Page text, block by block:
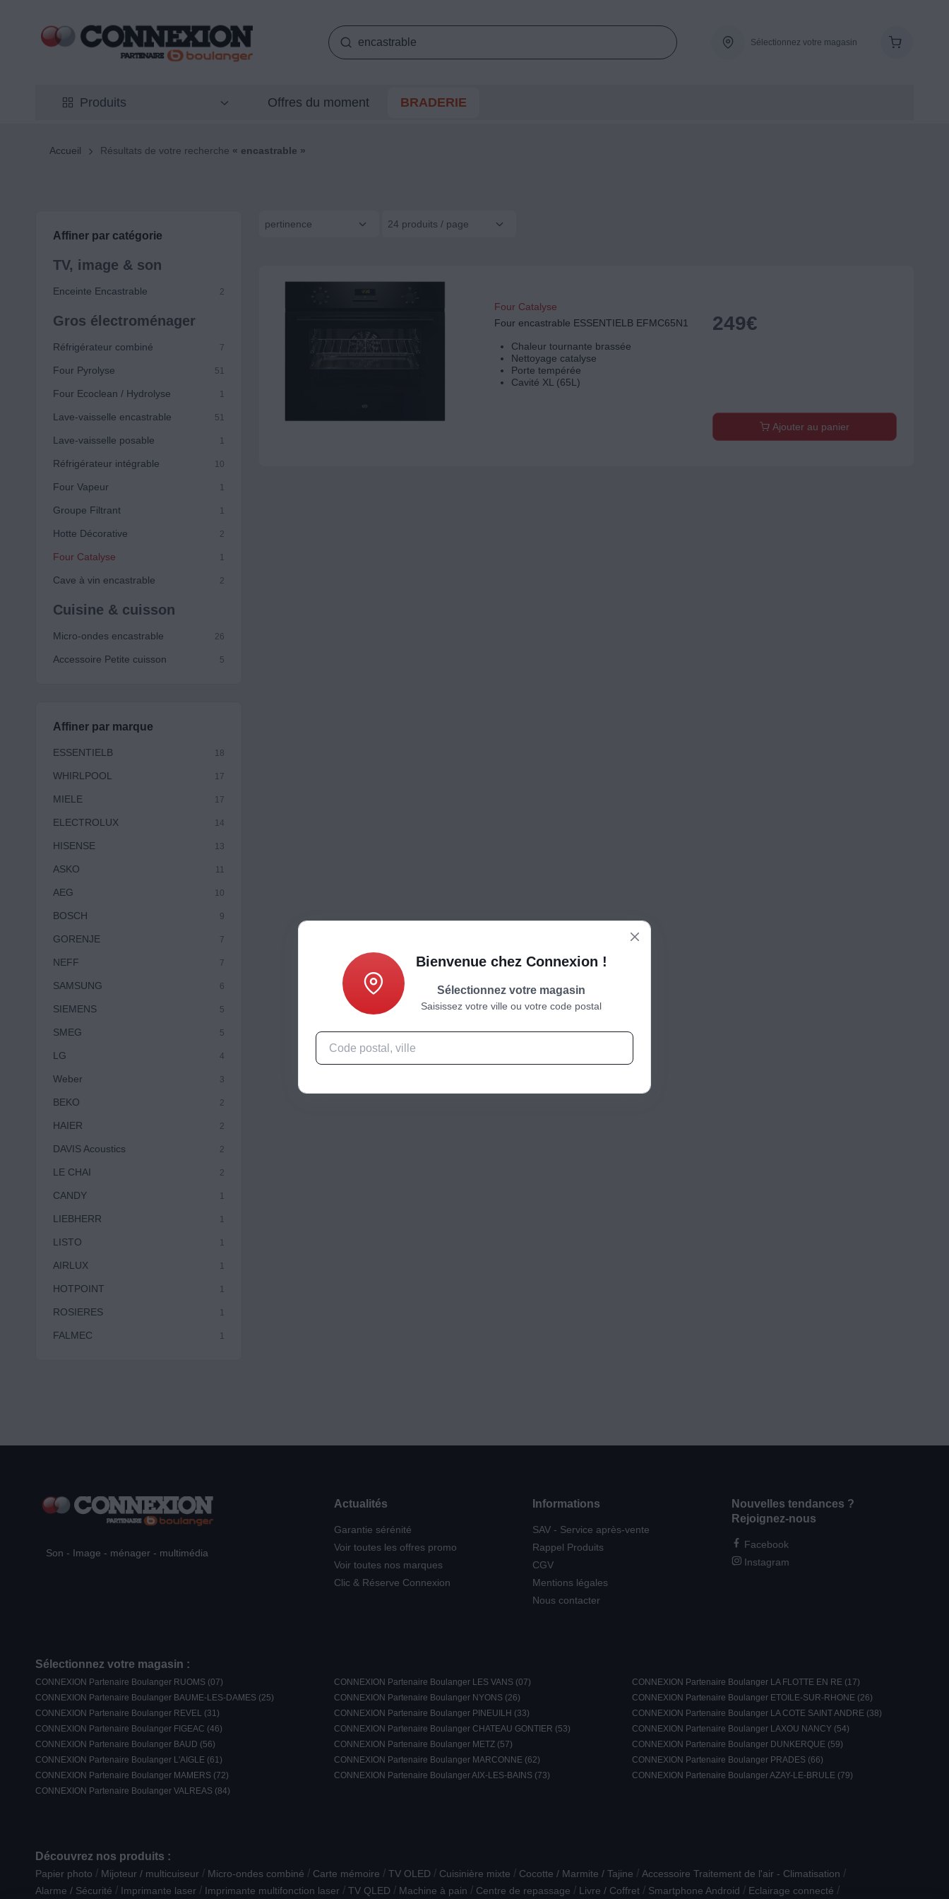
Sélectionnez votre magasin
Produits Offres du moment BRADERIE
Accueil Résultats de votre recherche « encastrable »
Affiner par catégorie
TV, image & son
Enceinte Encastrable 2
Gros électroménager
Réfrigérateur combiné 7
Four Pyrolyse 51
Four Ecoclean / Hydrolyse 1
Lave-vaisselle encastrable 51
Lave-vaisselle posable 1
Réfrigérateur intégrable 10
Four Vapeur 1
Groupe Filtrant 1
Hotte Décorative 2
Four Catalyse 1
Cave à vin encastrable 2
Cuisine & cuisson
Micro-ondes encastrable 26
Accessoire Petite cuisson 5
Affiner par marque
ESSENTIELB 18
WHIRLPOOL 17
MIELE 17
ELECTROLUX 14
HISENSE 13
ASKO 11
AEG 10
BOSCH 9
GORENJE 7
NEFF 7
SAMSUNG 6
SIEMENS 5
SMEG 5
LG 4
Weber 3
BEKO 2
HAIER 2
DAVIS Acoustics 2
LE CHAI 2
CANDY 1
LIEBHERR 1
LISTO 1
AIRLUX 1
HOTPOINT 1
ROSIERES 1
FALMEC 1
pertinence 24 produits / page
Four Catalyse
Four encastrable ESSENTIELB EFMC65N1
Chaleur tournante brassée
Nettoyage catalyse
Porte tempérée
Cavité XL (65L)
249€
Ajouter au panier
Son - Image - ménager - multimédia
Actualités
Garantie sérénité
Voir toutes les offres promo
Voir toutes nos marques
Clic & Réserve Connexion
Informations
SAV - Service après-vente
Rappel Produits
CGV
Mentions légales
Nous contacter
Nouvelles tendances ?
Rejoignez-nous
Facebook
Instagram
Sélectionnez votre magasin :
CONNEXION Partenaire Boulanger RUOMS (07) CONNEXION Partenaire Boulanger LES VANS (07)
CONNEXION Partenaire Boulanger LA FLOTTE EN RE (17)
CONNEXION Partenaire Boulanger BAUME-LES-DAMES (25)
CONNEXION Partenaire Boulanger NYONS (26)
CONNEXION Partenaire Boulanger ETOILE-SUR-RHONE (26)
CONNEXION Partenaire Boulanger REVEL (31)
CONNEXION Partenaire Boulanger PINEUILH (33)
CONNEXION Partenaire Boulanger LA COTE SAINT ANDRE (38)
CONNEXION Partenaire Boulanger FIGEAC (46)
CONNEXION Partenaire Boulanger CHATEAU GONTIER (53)
CONNEXION Partenaire Boulanger LAXOU NANCY (54)
CONNEXION Partenaire Boulanger BAUD (56)
CONNEXION Partenaire Boulanger METZ (57)
CONNEXION Partenaire Boulanger DUNKERQUE (59)
CONNEXION Partenaire Boulanger L'AIGLE (61)
CONNEXION Partenaire Boulanger MARCONNE (62)
CONNEXION Partenaire Boulanger PRADES (66)
CONNEXION Partenaire Boulanger MAMERS (72)
CONNEXION Partenaire Boulanger AIX-LES-BAINS (73)
CONNEXION Partenaire Boulanger AZAY-LE-BRULE (79)
CONNEXION Partenaire Boulanger VALREAS (84)
Découvrez nos produits :
Papier photo / Mijoteur / multicuiseur / Micro-ondes combiné / Carte mémoire / TV OLED / Cuisinière mixte / Cocotte / Marmite / Tajine / Accessoire Traitement de l'air - Climatisation /
Alarme / Sécurité / Imprimante laser / Imprimante multifonction laser / TV QLED / Machine à pain / Centre de repassage / Livre / Coffret / Smartphone Android / Eclairage connecté /
Bienvenue chez Connexion !
Sélectionnez votre magasin
Saisissez votre ville ou votre code postal